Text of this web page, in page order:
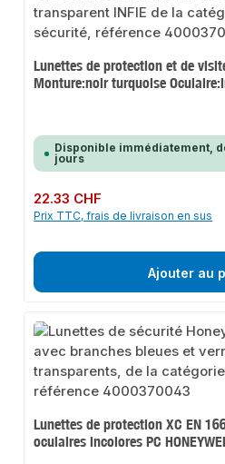
Lunettes de protection et de
Monture:noir turquoise
Disponible immédiatement,
jours
Prix régulier :
22.33 CHF
Prix TTC, frais de livraison en sus
Ajouter au
Lunettes de protection XC EN
oculaires incolores PC